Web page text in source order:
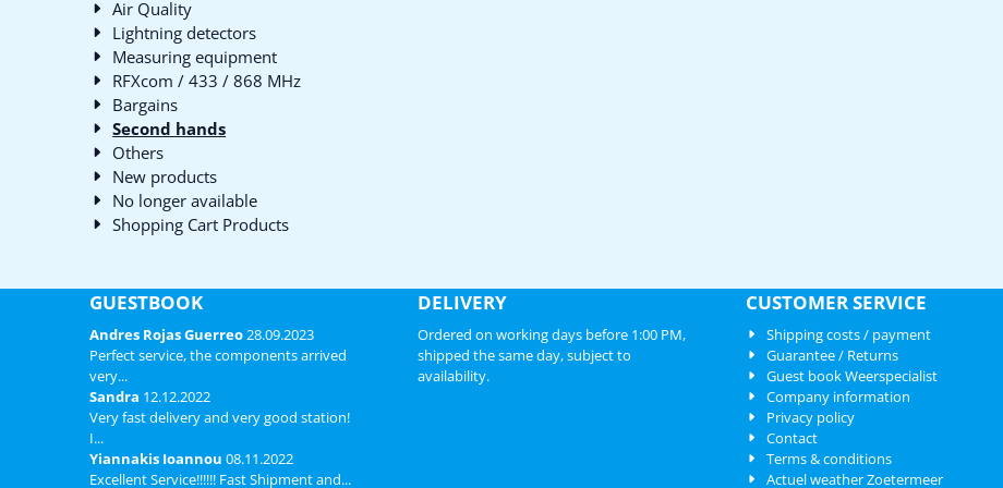
Air Quality
Lightning detectors
Measuring equipment
RFXcom / 433 / 868 MHz
Bargains
Second hands
Others
New products
No longer available
Shopping Cart Products
GUESTBOOK
Andres Rojas Guerreo 28.09.2023
Perfect service, the components arrived
very...
Sandra 12.12.2022
Very fast delivery and very good station!
I...
Yiannakis Ioannou 08.11.2022
Excellent Service!!!!!! Fast Shipment and...
DELIVERY
Ordered on working days before 1:00 PM,
shipped the same day, subject to
availability.
CUSTOMER SERVICE
Shipping costs / payment
Guarantee / Returns
Guest book Weerspecialist
Company information
Privacy policy
Contact
Terms & conditions
Actuel weather Zoetermeer